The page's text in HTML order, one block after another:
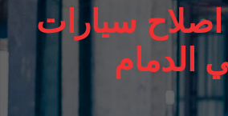
اصلاح سيارات
الدمام